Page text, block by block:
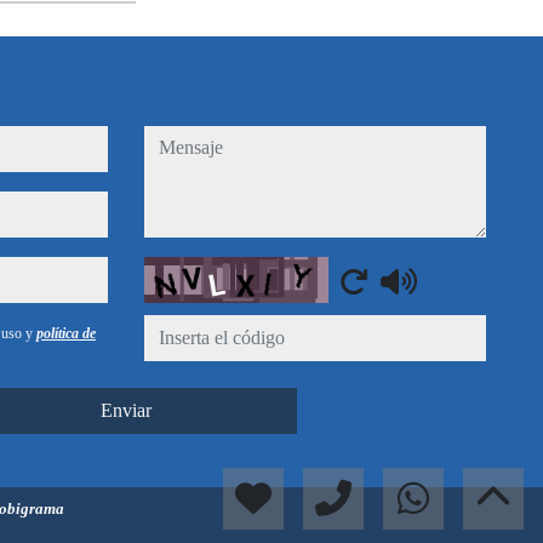
y política de
mensaje
Captcha
Enviar